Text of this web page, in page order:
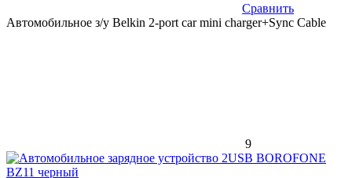
Сравнить
Автомобильное з/у Belkin 2-port car mini charger+Sync Cable
9